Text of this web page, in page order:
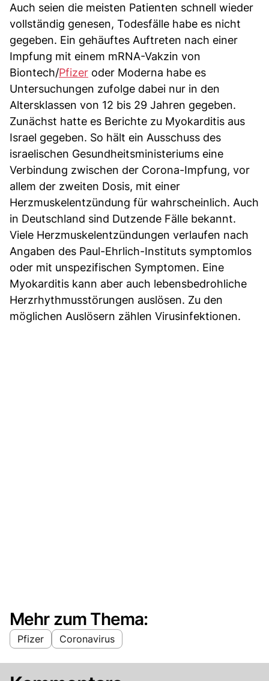
Auch seien die meisten Patienten schnell wieder
vollständig genesen, Todesfälle habe es nicht
gegeben. Ein gehäuftes Auftreten nach einer
Impfung mit einem mRNA-Vakzin von
Biontech/Pfizer oder Moderna habe es
Untersuchungen zufolge dabei nur in den
Altersklassen von 12 bis 29 Jahren gegeben.
Zunächst hatte es Berichte zu Myokarditis aus
Israel gegeben. So hält ein Ausschuss des
israelischen Gesundheitsministeriums eine
Verbindung zwischen der Corona-Impfung, vor
allem der zweiten Dosis, mit einer
Herzmuskelentzündung für wahrscheinlich. Auch
in Deutschland sind Dutzende Fälle bekannt.
Viele Herzmuskelentzündungen verlaufen nach
Angaben des Paul-Ehrlich-Instituts symptomlos
oder mit unspezifischen Symptomen. Eine
Myokarditis kann aber auch lebensbedrohliche
Herzrhythmusstörungen auslösen. Zu den
möglichen Auslösern zählen Virusinfektionen.
Mehr zum Thema:
Pfizer Coronavirus